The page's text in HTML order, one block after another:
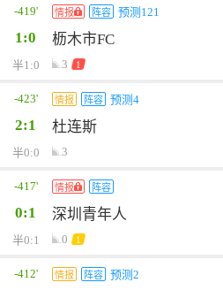
-419' 情报 阵容 预测121
1:0 枥木市FC
半1:0 3 1
-423' 情报 阵容 预测4
2:1 杜连斯
半0:0 3
-417' 情报 阵容
0:1 深圳青年人
半0:1 0 1
-412' 情报 阵容 预测2